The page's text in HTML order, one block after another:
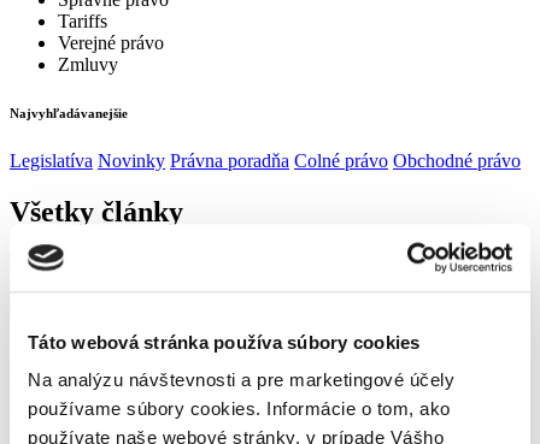
Táto webová stránka používa súbory cookies
Na analýzu návštevnosti a pre marketingové účely
používame súbory cookies. Informácie o tom, ako
používate naše webové stránky, v prípade Vášho
Tariffs
Verejné právo
Zmluvy
Najvyhľadávanejšie
Legislatíva Novinky Právna poradňa Colné právo Obchodné právo
Všetky články
30. júla 2026
Žiadny odklad: od 2. augusta 2026 musíte priznať chatbota a označiť obsah
z umelej inteligencie